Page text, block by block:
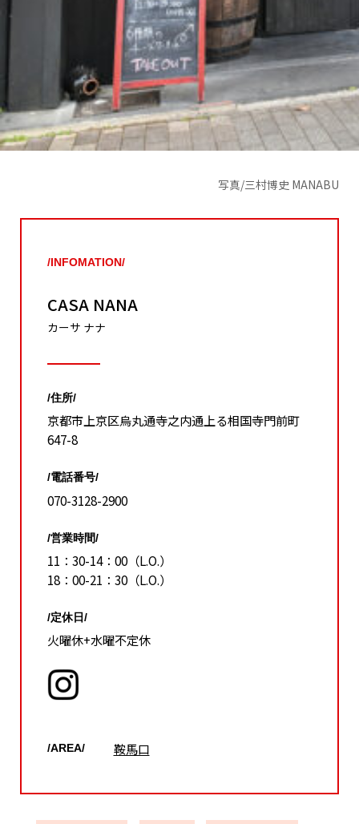
写真/三村博史 MANABU
/INFOMATION/
CASA NANA
カーサ ナナ
/住所/
京都市上京区烏丸通寺之内通上る相国寺門前町
647-8
/電話番号/
070-3128-2900
/営業時間/
11：30-14：00（L.O.）
18：00-21：30（L.O.）
/定休日/
火曜休+水曜不定休
/AREA/ 鞍馬口